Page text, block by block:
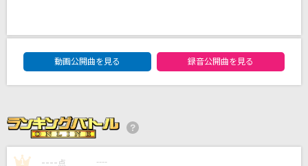
TOKI-Ver.)
DAM★ともボーカルエントリーランキング
動画公開曲を見る
録音公開曲を見る
1 ---- 点 ----